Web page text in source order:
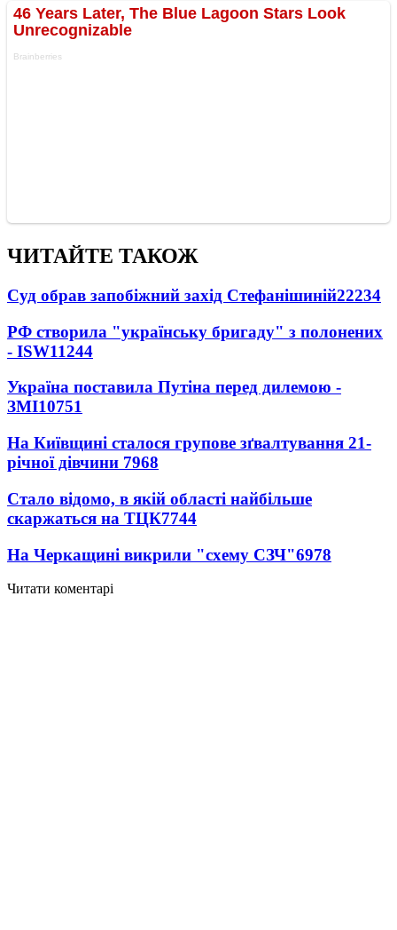
ЧИТАЙТЕ ТАКОЖ
Суд обрав запобіжний захід Стефанішиній22234
РФ створила "українську бригаду" з полонених
- ISW11244
Україна поставила Путіна перед дилемою -
ЗМІ10751
На Київщині сталося групове зґвалтування 21-
річної дівчини 7968
Стало відомо, в якій області найбільше
скаржаться на ТЦК7744
На Черкащині викрили "схему СЗЧ"6978
Читати коментарі